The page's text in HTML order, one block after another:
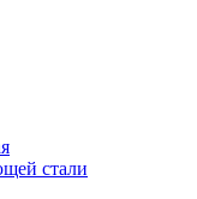
стали